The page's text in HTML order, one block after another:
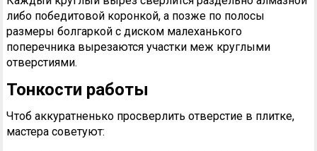
либо победитовой коронкой, а позже по полосы
размеры болгаркой с диском малеханького
поперечника вырезаются участки меж круглыми
отверстиями.
Тонкости работы
Чтоб аккуратненько просверлить отверстие в плитке,
мастера советуют: